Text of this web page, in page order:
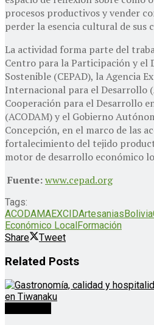
procesos productivos y vender
perder la esencia cultural de sus
La actividad forma parte del
Centro para la Participación y el
Sostenible (CEPAD), la Agencia
Internacional para el Desarrollo
Cooperación para el Desarrollo
(ACODAM) y el Gobierno
Concepción, en el marco de las
fortalecimiento del tejido
motor de desarrollo económico
Fuente:www.cepad.org
Tags:
ACODAMAEXCIDArtesaniasBolivia
Económico LocalFormación
Share
Tweet
Related Posts